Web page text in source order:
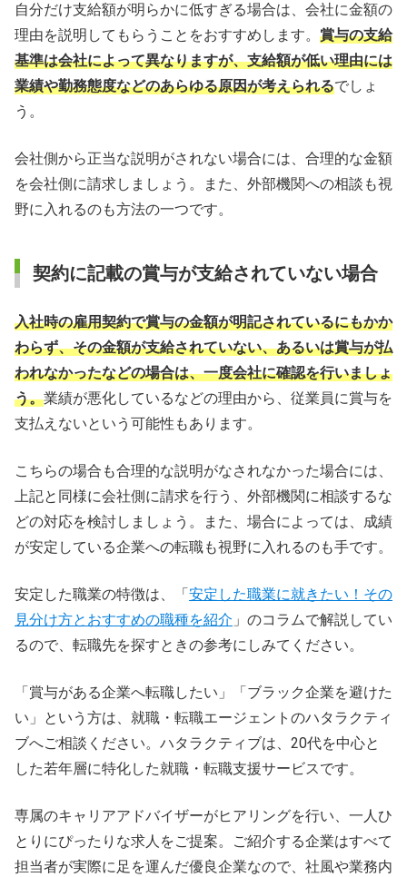
自分だけ支給額が明らかに低すぎる場合は、会社に金額の
理由を説明してもらうことをおすすめします。 賞与の支給
基準は会社によって異なりますが、支給額が低い理由には
業績や勤務態度などのあらゆる原因が考えられるでしょ
う。
会社側から正当な説明がされない場合には、合理的な金額
を会社側に請求しましょう。また、外部機関への相談も視
野に入れるのも方法の一つです。
契約に記載の賞与が支給されていない場合
入社時の雇用契約で賞与の金額が明記されているにもかか
わらず、その金額が支給されていない、あるいは賞与が払
われなかったなどの場合は、一度会社に確認を行いましょ
う。業績が悪化しているなどの理由から、従業員に賞与を
支払えないという可能性もあります。
こちらの場合も合理的な説明がなされなかった場合には、
上記と同様に会社側に請求を行う、外部機関に相談するな
どの対応を検討しましょう。また、場合によっては、成績
が安定している企業への転職も視野に入れるのも手です。
安定した職業の特徴は、「 安定した職業に就きたい！その
見分け方とおすすめの職種を紹介 」のコラムで解説してい
るので、転職先を探すときの参考にしみてください。
「賞与がある企業へ転職したい」「ブラック企業を避けた
い」という方は、就職・転職エージェントのハタラクティ
ブへご相談ください。ハタラクティブは、20代を中心と
した若年層に特化した就職・転職支援サービスです。
専属のキャリアアドバイザーがヒアリングを行い、一人ひ
とりにぴったりな求人をご提案。ご紹介する企業はすべて
担当者が実際に足を運んだ優良企業なので、社風や業務内